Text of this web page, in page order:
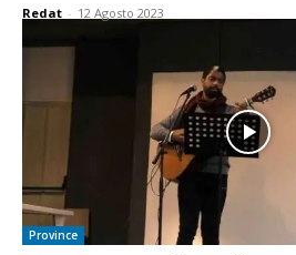
Redat - 12 Agosto 2023
Province